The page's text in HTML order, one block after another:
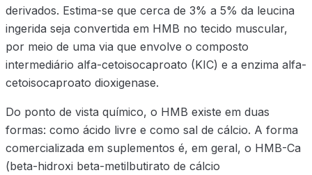
derivados. Estima-se que cerca de 3% a 5% da leucina
ingerida seja convertida em HMB no tecido muscular,
por meio de uma via que envolve o composto
intermediário alfa-cetoisocaproato (KIC) e a enzima alfa-
cetoisocaproato dioxigenase.
Do ponto de vista químico, o HMB existe em duas
formas: como ácido livre e como sal de cálcio. A forma
comercializada em suplementos é, em geral, o HMB-Ca
(beta-hidroxi beta-metilbutirato de cálcio